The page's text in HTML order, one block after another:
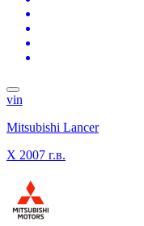
vin
Mitsubishi Lancer
X 2007 г.в.